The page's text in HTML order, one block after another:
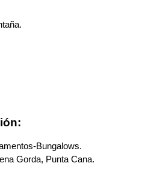
Bungalows.
Gorda, Punta Cana.